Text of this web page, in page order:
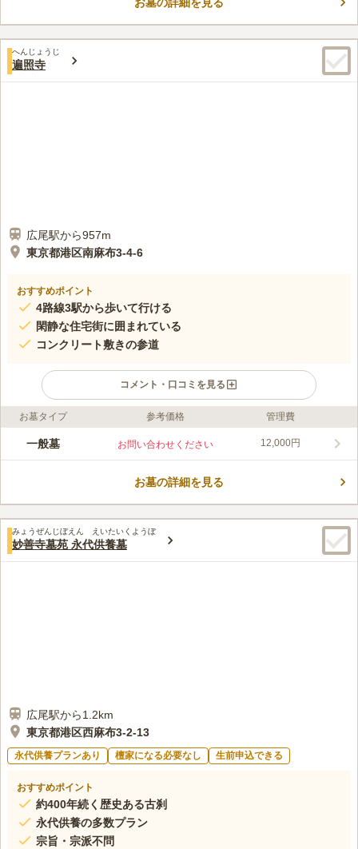
境内には釈迦牟尼佛、慈愛観音（聖観音）や、関東大震災で犠牲
ューアル工事が行われました。 都心にありながら、静かな環境
でお参りいただけます。駐車場も完備されているので、お車でも
お参りに行くことができます。
口コミ評価
この霊園はまだ誰からも評価されていません。
へんじょうじ
遍照寺
広尾駅から957m
東京都港区南麻布3-4-6
おすすめポイント
4路線3駅から歩いて行ける
閑静な住宅街に囲まれている
コンクリート敷きの参道
コメント・口コミを見る
ライフドット編集部のコメント
約400年の歴史を持つ浄土宗の寺院です。南麻布という華やかな
での移動も可能です。道から少し奥まった場所にあり、手前に駐
口コミ評価
この霊園はまだ誰からも評価されていません。
お墓タイプ 参考価格 管理費
一般墓 お問い合わせください 12,000円
お墓の詳細を見る
みょうぜんじぼえん えいたいくようぼ
妙善寺墓苑 永代供養墓
広尾駅から1.2km
東京都港区西麻布3-2-13
永代供養プランあり 檀家になる必要なし 生前申込できる
おすすめポイント
約400年続く歴史ある古刹
永代供養の多数プラン
宗旨・宗派不問